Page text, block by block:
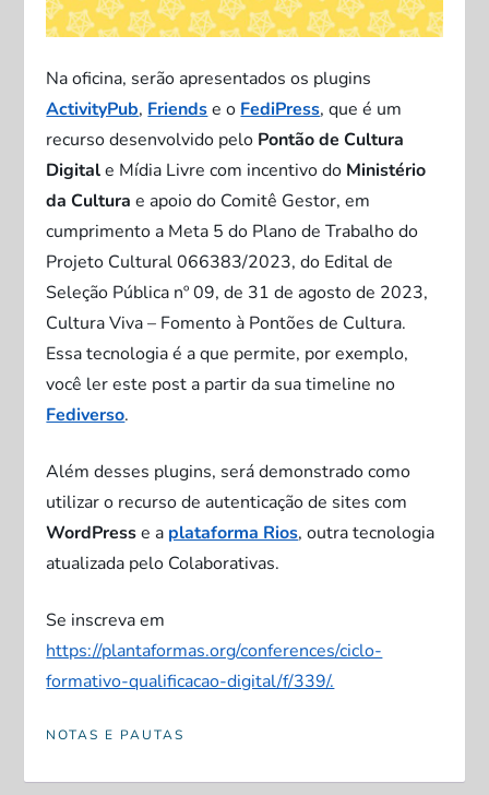
Na oficina, serão apresentados os plugins
ActivityPub, Friendse o FediPress, que é um
recurso desenvolvido pelo Pontão de Cultura
Digitale Mídia Livre com incentivo do Ministério
da Cultura e apoio do Comitê Gestor, em
cumprimento a Meta 5 do Plano de Trabalho do
Projeto Cultural 066383/2023, do Edital de
Seleção Pública nº 09, de 31 de agosto de 2023,
Cultura Viva – Fomento à Pontões de Cultura.
Essa tecnologia é a que permite, por exemplo,
você ler este post a partir da sua timeline no
Fediverso.
Além desses plugins, será demonstrado como
utilizar o recurso de autenticação de sites com
WordPresse a plataforma Rios, outra tecnologia
atualizada pelo Colaborativas.
Se inscreva em
https://plantaformas.org/conferences/ciclo-
formativo-qualificacao-digital/f/339/.
NOTAS E PAUTAS